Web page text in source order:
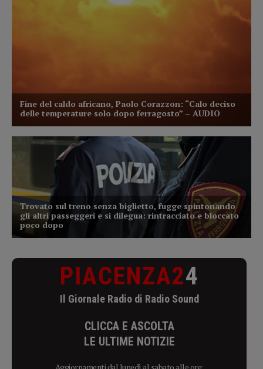
PIACENZA24
Il Giornale Radio di Radio Sound
CLICCA E ASCOLTA
LE ULTIME NOTIZIE